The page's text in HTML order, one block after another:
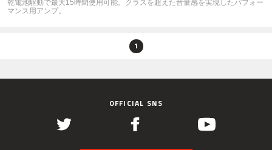
乾電池駆動で最大15時間使用可能。クラスを超えた音量感を実現したパフォー
マンス用アンプ。
1
OFFICIAL SNS